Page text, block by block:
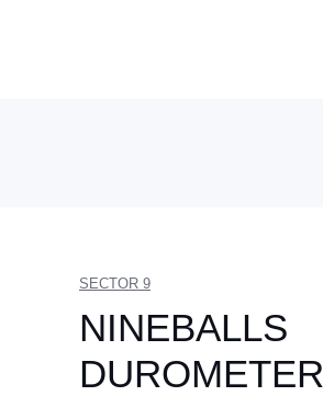
SECTOR 9
NINEBALLS
DUROMETER